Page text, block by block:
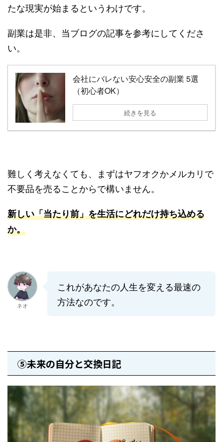
たな現実が始まるというわけです。
副業は是非、当ブログの記事を参考にしてくださ
い。
会社にバレない安心安全の副業 5選
（初心者OK）
続きを見る
難しく考えなくても、まずはヤフオクかメルカリで
不要品を売ることからで構いません。
新しい「当たり前」を生活にどれだけ持ち込める
か。
ネオ
これがあなたの人生を変える最速の
方法なのです。
⑤未来の自分と交換日記